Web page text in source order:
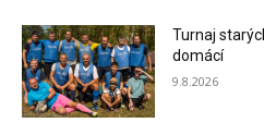
Turnaj
domácí
9.8.2026